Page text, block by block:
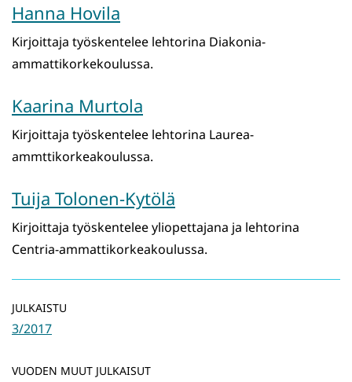
Hanna Hovila
Kirjoittaja työskentelee lehtorina Diakonia-
ammattikorkekoulussa.
Kaarina Murtola
Kirjoittaja työskentelee lehtorina Laurea-
ammttikorkeakoulussa.
Tuija Tolonen-Kytölä
Kirjoittaja työskentelee yliopettajana ja lehtorina
Centria-ammattikorkeakoulussa.
JULKAISTU
3/2017
VUODEN MUUT JULKAISUT